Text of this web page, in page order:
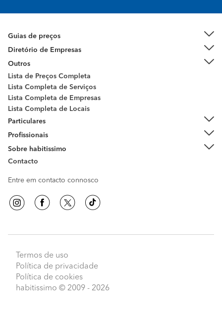
Guias de preços
Diretório de Empresas
Outros
Lista de Preços Completa
Lista Completa de Serviços
Lista Completa de Empresas
Lista Completa de Locais
Particulares
Profissionais
Sobre habitissimo
Contacto
Entre em contacto connosco
Termos de uso
Política de privacidade
Política de cookies
habitissimo © 2009 - 2026